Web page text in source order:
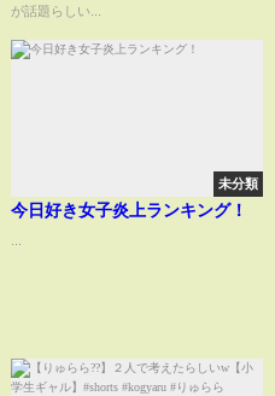
が話題らしい...
未分類
今日好き女子炎上ランキング！